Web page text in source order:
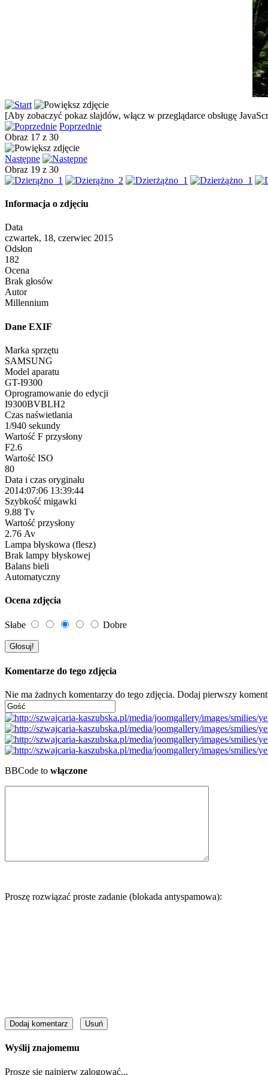
[Aby zobaczyć pokaz slajdów, włącz w przeglądarce obsługę
Poprzednie
Obraz 17 z 30
Następne
Obraz 19 z 30
Informacja o zdjęciu
Data
czwartek, 18, czerwiec 2015
Odsłon
182
Ocena
Brak głosów
Autor
Millennium
Dane EXIF
Marka sprzętu
SAMSUNG
Model aparatu
GT-I9300
Oprogramowanie do edycji
I9300BVBLH2
Czas naświetlania
1/940 sekundy
Wartość F przysłony
F2.6
Wartość ISO
80
Data i czas oryginału
2014:07:06 13:39:44
Szybkość migawki
9.88 Tv
Wartość przysłony
2.76 Av
Lampa błyskowa (flesz)
Brak lampy błyskowej
Balans bieli
Automatyczny
Ocena zdjęcia
Słabe Dobre
Komentarze do tego zdjęcia
Nie ma żadnych komentarzy do tego zdjęcia. Dodaj pierwszy
BBCode to włączone
Proszę rozwiązać proste zadanie (blokada antyspamowa):
Wyślij znajomemu
Proszę się najpierw zalogować...